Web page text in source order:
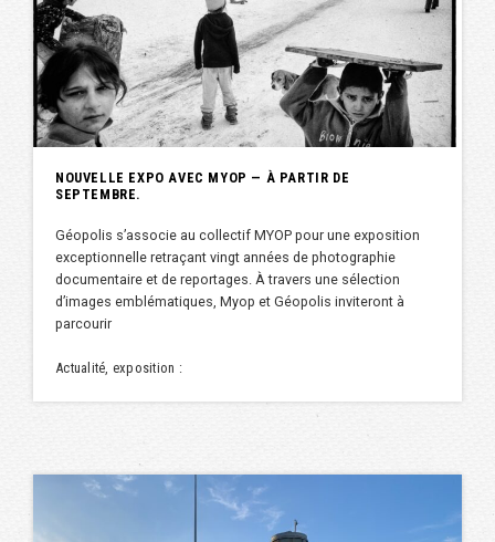
NOUVELLE EXPO AVEC MYOP — À PARTIR DE
SEPTEMBRE.
Géopolis s’associe au collectif MYOP pour une exposition
exceptionnelle retraçant vingt années de photographie
documentaire et de reportages. À travers une sélection
d’images emblématiques, Myop et Géopolis inviteront à
parcourir
Actualité, exposition :